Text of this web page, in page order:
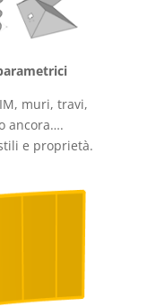
muri, travi,
ancora….
e proprietà.